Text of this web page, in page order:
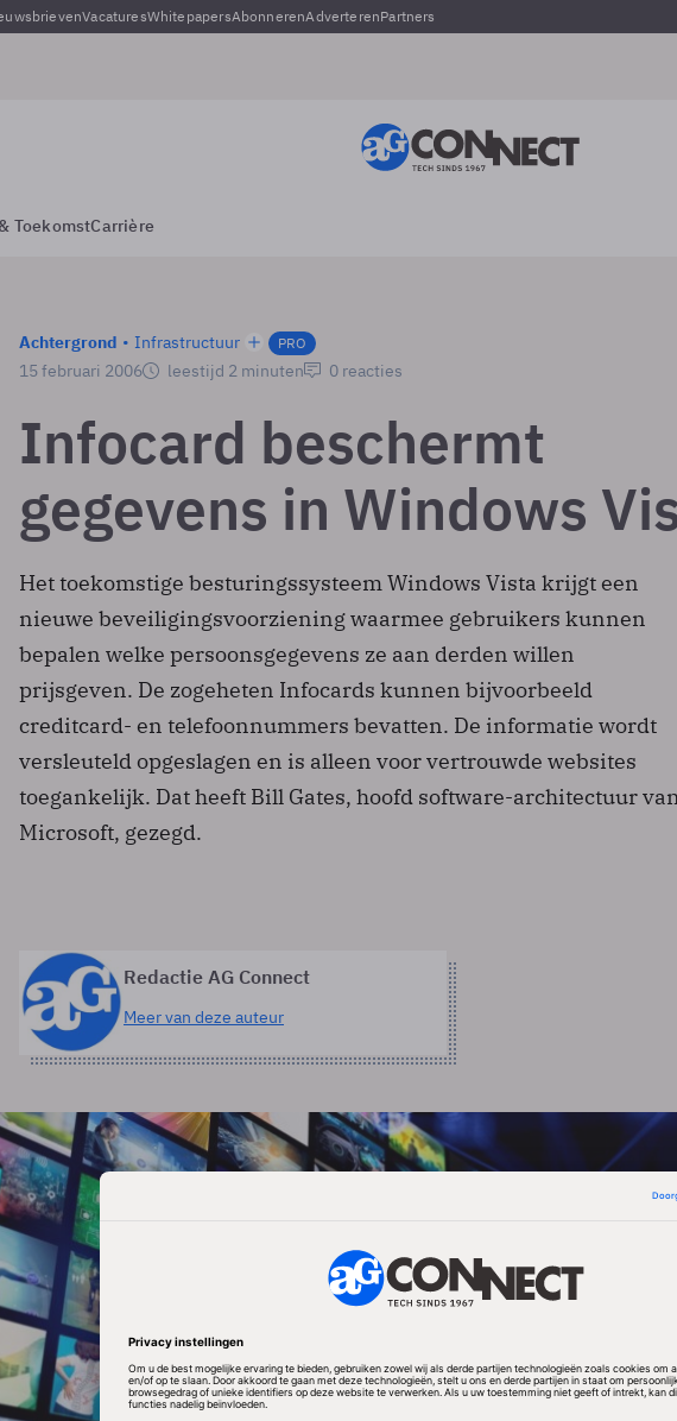
VacaturesWhitepapersAbonnerenAdverterenPartners
ToekomstCarrière
Achtergrond Infrastructuur PRO
15 februari 2006 leestijd 2 minuten 0 reacties
Infocard beschermt
gegevens in Windows
Het toekomstige besturingssysteem Windows Vista krijgt een
nieuwe beveiligingsvoorziening waarmee gebruikers kunnen
bepalen welke persoonsgegevens ze aan derden willen
prijsgeven. De zogeheten Infocards kunnen bijvoorbeeld
creditcard- en telefoonnummers bevatten. De informatie wordt
versleuteld opgeslagen en is alleen voor vertrouwde websites
toegankelijk. Dat heeft Bill Gates, hoofd software-architectuur
Microsoft, gezegd.
Redactie AG Connect
Meer van deze auteur